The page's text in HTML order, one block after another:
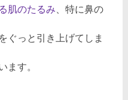
肌のたるみ、特に鼻の
ぐっと引き上げてしま
ます。